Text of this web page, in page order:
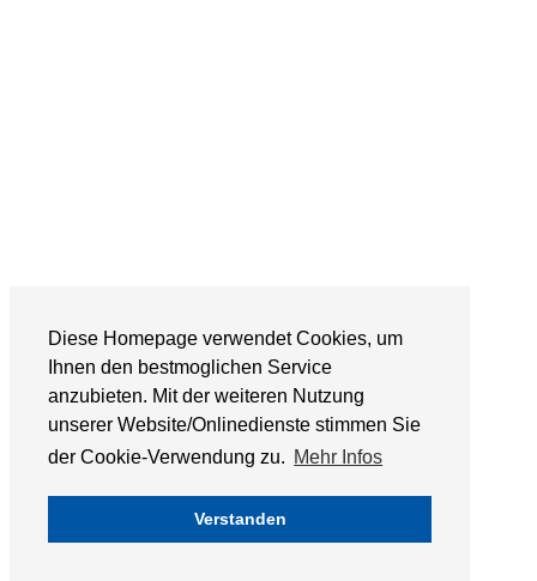
Diese Homepage verwendet Cookies, um
Ihnen den bestmoglichen Service
anzubieten. Mit der weiteren Nutzung
unserer Website/Onlinedienste stimmen Sie
der Cookie-Verwendung zu. Mehr Infos
Verstanden